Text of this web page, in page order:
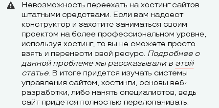
Невозможность переехать на хостинг сайтов
штатными средствами. Если вам надоест
конструктор и захотите заниматься своим
проектом на более профессиональном уровне,
используя хостинг, то вы не сможете просто
взять и перенести свой ресурс. Подробнее о
данной проблеме мы рассказывали в этой
статье. В итоге придется изучать системы
управления сайтом, хостинги, основы веб-
разработки, либо нанять специалистов, ведь
сайт придется полностью перелопачивать.